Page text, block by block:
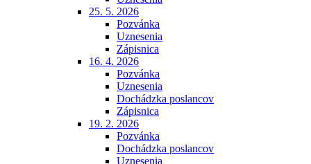
25. 5. 2026
Pozvánka
Uznesenia
Zápisnica
16. 4. 2026
Pozvánka
Uznesenia
Dochádzka poslancov
Zápisnica
19. 2. 2026
Pozvánka
Dochádzka poslancov
Uznesenia